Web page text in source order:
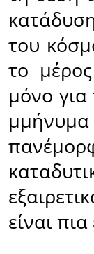
του
το
µόνο για
µμήνυμα
είναι